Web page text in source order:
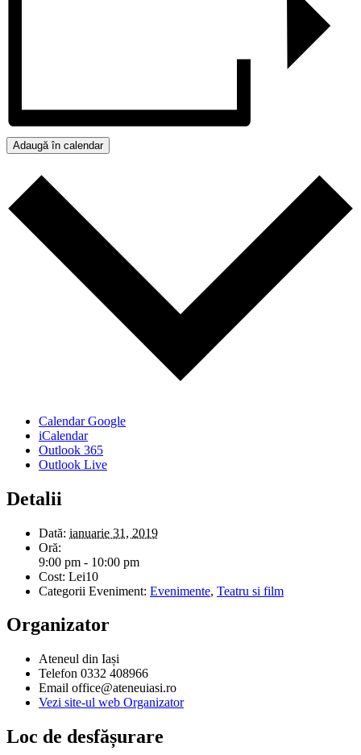
Adaugă în calendar
Calendar Google
iCalendar
Outlook 365
Outlook Live
Detalii
Dată: ianuarie 31, 2019
Oră:
9:00 pm - 10:00 pm
Cost: Lei10
Categorii Eveniment: Evenimente, Teatru si film
Organizator
Ateneul din Iași
Telefon 0332 408966
Email office@ateneuiasi.ro
Vezi site-ul web Organizator
Loc de desfășurare